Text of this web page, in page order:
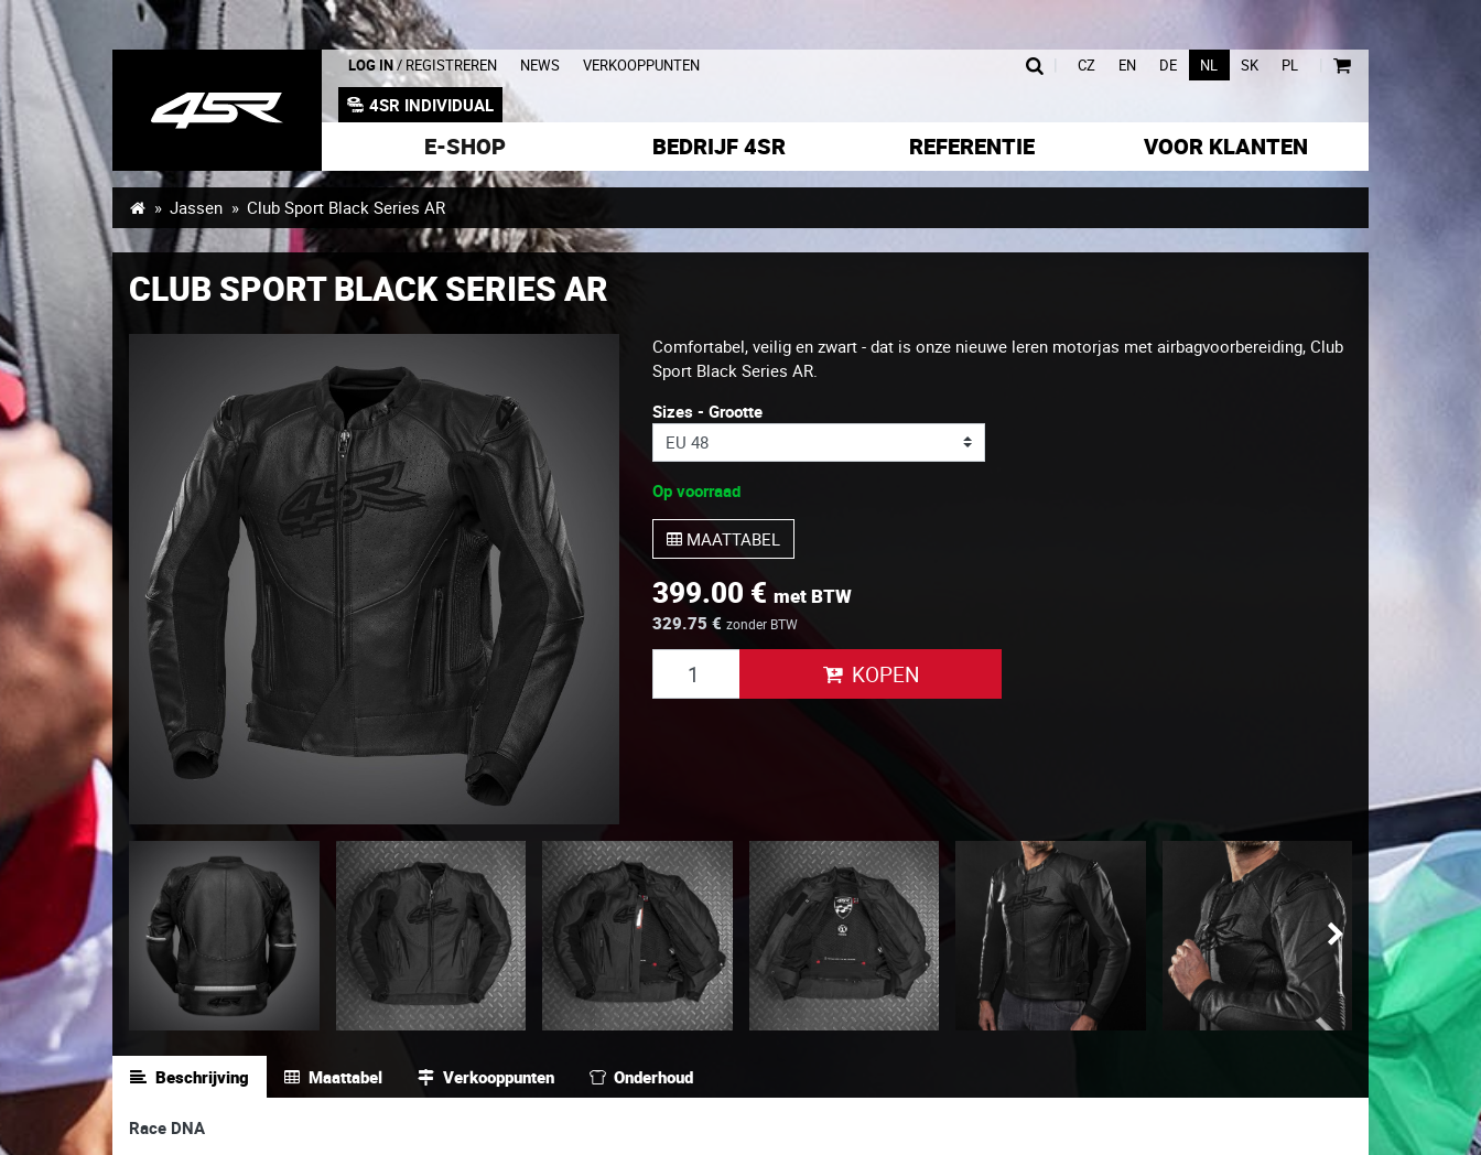
LOG IN/ REGISTREREN NEWS VERKOOPPUNTEN
4SR INDIVIDUAL
| CZ EN DE NL SK PL
E-SHOP BEDRIJF 4SR REFERENTIE VOOR KLANTEN
Jassen Club Sport Black Series AR
CLUB SPORT BLACK SERIES AR
Comfortabel, veilig en zwart - dat is onze nieuwe leren motorjas met airbagvoorbereiding, Club
Sport Black Series AR.
Sizes - Grootte
Op voorraad
MAATTABEL
399.00 € met BTW
329.75 € zonder BTW
KOPEN
Beschrijving Maattabel Verkooppunten Onderhoud
Race DNA